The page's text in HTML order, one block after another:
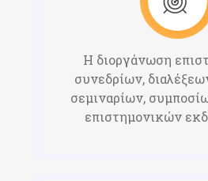
Η διοργάνωση
συνεδρίων,
σεμιναρίων,
επιστημονικών